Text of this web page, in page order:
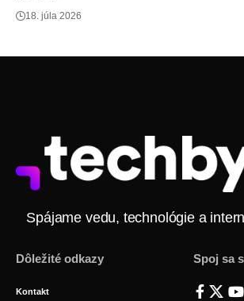
18. júla 2026
Spájame vedu, technológie a
Dôležité odkazy
Kontakt
Spoj sa